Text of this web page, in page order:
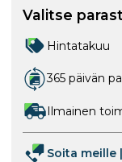
Valitse
Hintatakuu
365 päivän
Ilmainen
Soita meille |